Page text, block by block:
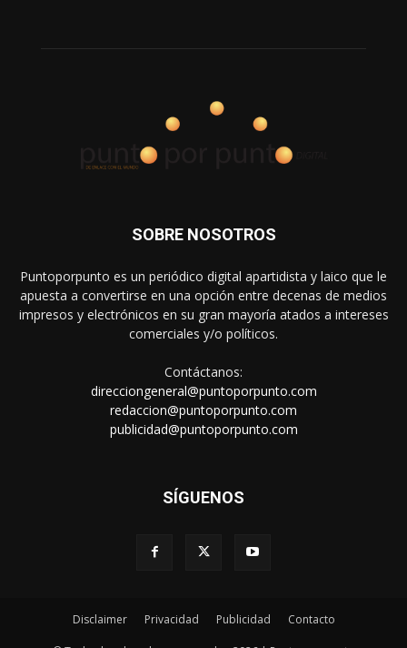
SOBRE NOSOTROS
Puntoporpunto es un periódico digital apartidista y laico que le
apuesta a convertirse en una opción entre decenas de medios
impresos y electrónicos en su gran mayoría atados a intereses
comerciales y/o políticos.
Contáctanos:
direcciongeneral@puntoporpunto.com
redaccion@puntoporpunto.com
publicidad@puntoporpunto.com
SÍGUENOS
Disclaimer Privacidad Publicidad Contacto